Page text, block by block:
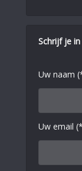
Schrijf je
Uw naam
Uw email